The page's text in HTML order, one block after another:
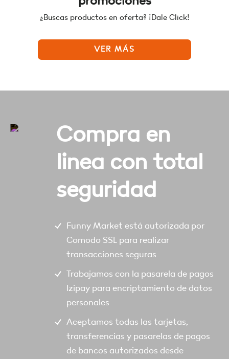
¿Buscas productos en oferta? ¡Dale Click!
VER MÁS
Compra en
linea con total
seguridad
Funny Market está autorizada por
Comodo SSL para realizar
transacciones seguras
Trabajamos con la pasarela de pagos
Izipay para encriptamiento de datos
personales
Aceptamos todas las tarjetas,
transferencias y pasarelas de pagos
de bancos autorizados desde